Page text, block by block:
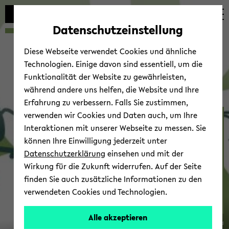
Automatische
vermeiden
zum
wechseln
zum
wechseln
zum
wechseln
SIP 2024
4th-​
© Uni­ver­si­tät Bie­le­feld
Datenschutzeinstellung
Diese Webseite verwendet Cookies und ähnliche
Technologien. Einige davon sind essentiell, um die
Funktionalität der Website zu gewährleisten,
während andere uns helfen, die Website und Ihre
Erfahrung zu verbessern. Falls Sie zustimmen,
verwenden wir Cookies und Daten auch, um Ihre
Interaktionen mit unserer Webseite zu messen. Sie
können Ihre Einwilligung jederzeit unter
Datenschutzerklärung einsehen und mit der
Wirkung für die Zukunft widerrufen. Auf der Seite
finden Sie auch zusätzliche Informationen zu den
verwendeten Cookies und Technologien.
Alle akzeptieren